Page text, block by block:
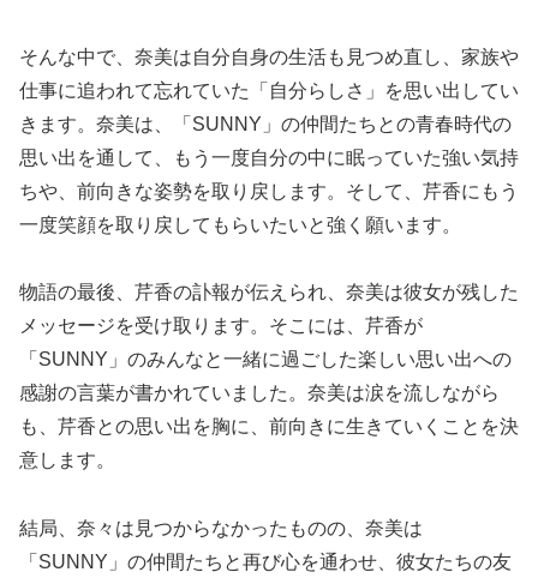
そんな中で、奈美は自分自身の生活も見つめ直し、家族や
仕事に追われて忘れていた「自分らしさ」を思い出してい
きます。奈美は、「SUNNY」の仲間たちとの青春時代の
思い出を通して、もう一度自分の中に眠っていた強い気持
ちや、前向きな姿勢を取り戻します。そして、芹香にもう
一度笑顔を取り戻してもらいたいと強く願います。
物語の最後、芹香の訃報が伝えられ、奈美は彼女が残した
メッセージを受け取ります。そこには、芹香が
「SUNNY」のみんなと一緒に過ごした楽しい思い出への
感謝の言葉が書かれていました。奈美は涙を流しながら
も、芹香との思い出を胸に、前向きに生きていくことを決
意します。
結局、奈々は見つからなかったものの、奈美は
「SUNNY」の仲間たちと再び心を通わせ、彼女たちの友